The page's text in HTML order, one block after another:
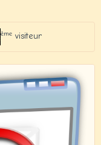
èmevisiteur